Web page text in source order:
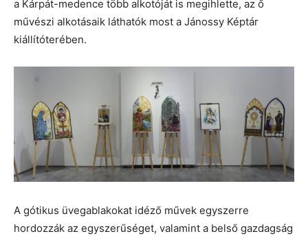
a Kárpát-medence több alkotóját is megihlette, az ő
művészi alkotásaik láthatók most a Jánossy Képtár
kiállítóterében.
A gótikus üvegablakokat idéző művek egyszerre
hordozzák az egyszerűséget, valamint a belső gazdagság